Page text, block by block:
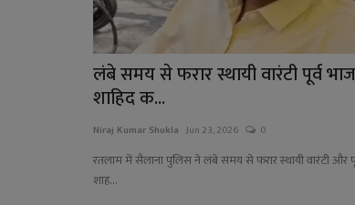
लंबे समय से फरार स्थायी वारंटी पूर्व
शाहिद क...
Niraj Kumar Shukla Jun 23, 2026 0
रतलाम में सैलाना पुलिस ने लंबे समय से फरार स्थायी वारंटी और
शाह...